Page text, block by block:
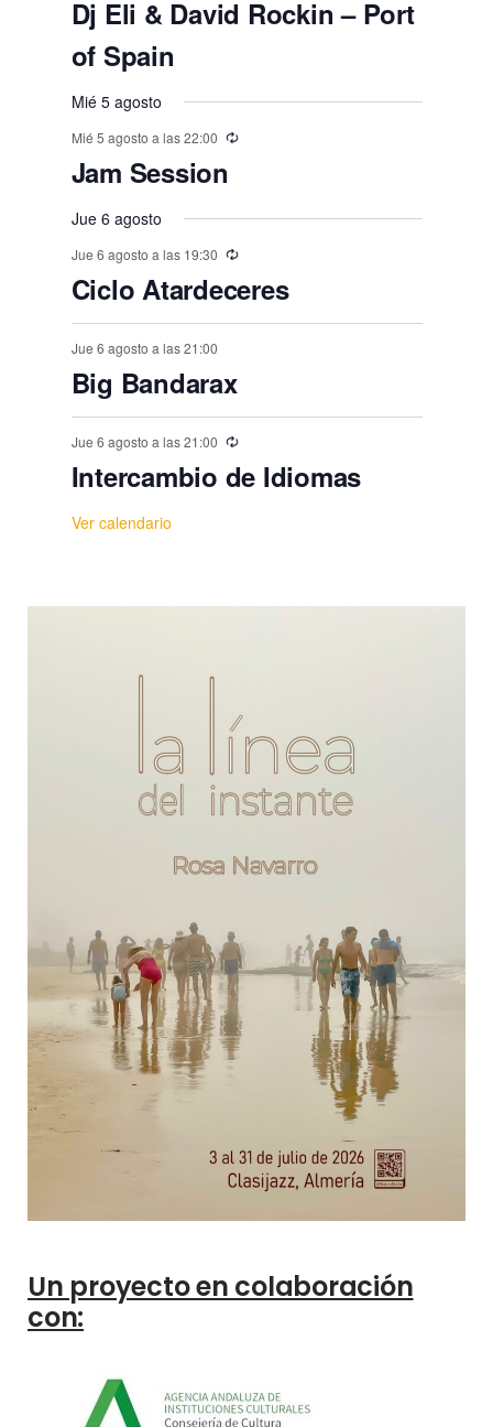
v
e
n
t
o
s
s
,
s
,
s
o
s
,
o
s
,
o
o
,
o
,
o
,
o
,
t
o
s
,
t
o
s
,
t
,
t
s
,
t
s
t
s
t
s
n
o
s
n
o
s
s
Dj Eli & David Rockin – Port
of Spain
Mié 5 agosto
Mié 5 agosto a las 22:00
Jam Session
Jue 6 agosto
Jue 6 agosto a las 19:30
Ciclo Atardeceres
Jue 6 agosto a las 21:00
Big Bandarax
Jue 6 agosto a las 21:00
Intercambio de Idiomas
Ver calendario
Un proyecto en colaboración
con: